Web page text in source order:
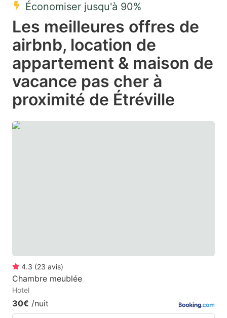
select
date.
Press
question
mark
key
select
a
date.
Press
question
mark
key
Économiser jusqu'à 90%
Les meilleures offres de
airbnb, location de
appartement & maison de
vacance pas cher à
proximité de Étréville
4.3 (23 avis)
Chambre meublée
Hotel
30€ /nuit